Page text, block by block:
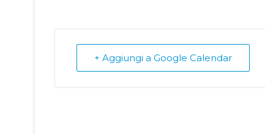
+ Aggiungi a Google Calendar